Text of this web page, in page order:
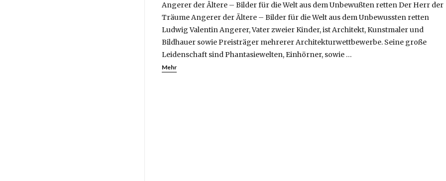
Angerer der Ältere – Bilder für die Welt aus dem Unbewußten retten Der Herr der
Träume Angerer der Ältere – Bilder für die Welt aus dem Unbewussten retten
Ludwig Valentin Angerer, Vater zweier Kinder, ist Architekt, Kunstmaler und
Bildhauer sowie Preisträger mehrerer Architekturwettbewerbe. Seine große
Leidenschaft sind Phantasiewelten, Einhörner, sowie …
Mehr